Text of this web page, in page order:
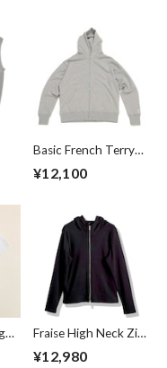
Basic French Terry
Full Zip Hoodie
Top Gray
¥12,100
Fraise High Neck Zip
Parka Black
¥12,980